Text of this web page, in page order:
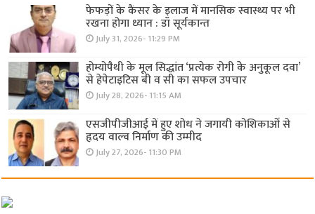
फेफड़ों के कैंसर के इलाज में मानसिक स्वास्थ्य पर भी
रखना होगा ध्यान : डॉ सूर्यकान्त
July 31, 2026- 11:29 PM
होम्योपैथी के मूल सिद्धांत ‘प्रत्येक रोगी केे अनुकूल दवा’
से हेपेटाइटिस बी व सी का सफल उपचार
July 28, 2026- 11:15 AM
एसजीपीजीआई में हुए शोध ने जगायी कोशिकाओं से
हृदय वाल्व निर्माण की उम्मीद
July 27, 2026- 11:30 PM